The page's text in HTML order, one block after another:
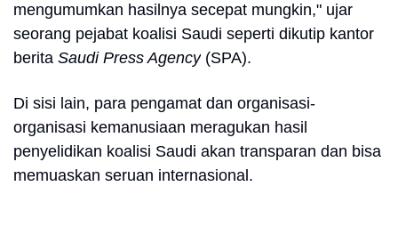
mengumumkan hasilnya secepat mungkin," ujar
seorang pejabat koalisi Saudi seperti dikutip kantor
berita Saudi Press Agency (SPA).
Di sisi lain, para pengamat dan organisasi-
organisasi kemanusiaan meragukan hasil
penyelidikan koalisi Saudi akan transparan dan bisa
memuaskan seruan internasional.